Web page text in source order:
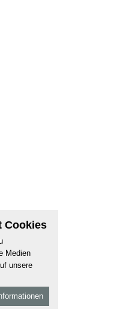
Cookies
Medien
unsere